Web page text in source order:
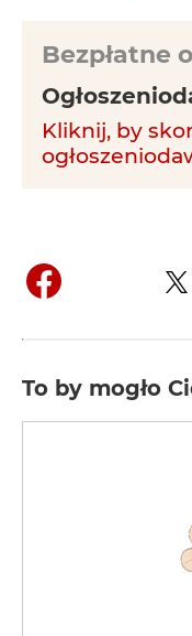
Bezpłatne
Kliknij, by
To by mogło